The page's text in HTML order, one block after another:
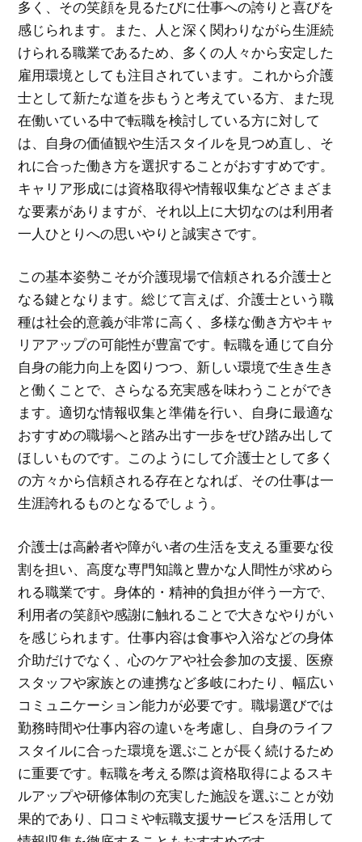
多く、その笑顔を見るたびに仕事への誇りと喜びを
感じられます。また、人と深く関わりながら生涯続
けられる職業であるため、多くの人々から安定した
雇用環境としても注目されています。これから介護
士として新たな道を歩もうと考えている方、また現
在働いている中で転職を検討している方に対して
は、自身の価値観や生活スタイルを見つめ直し、そ
れに合った働き方を選択することがおすすめです。
キャリア形成には資格取得や情報収集などさまざま
な要素がありますが、それ以上に大切なのは利用者
一人ひとりへの思いやりと誠実さです。
この基本姿勢こそが介護現場で信頼される介護士と
なる鍵となります。総じて言えば、介護士という職
種は社会的意義が非常に高く、多様な働き方やキャ
リアアップの可能性が豊富です。転職を通じて自分
自身の能力向上を図りつつ、新しい環境で生き生き
と働くことで、さらなる充実感を味わうことができ
ます。適切な情報収集と準備を行い、自身に最適な
おすすめの職場へと踏み出す一歩をぜひ踏み出して
ほしいものです。このようにして介護士として多く
の方々から信頼される存在となれば、その仕事は一
生涯誇れるものとなるでしょう。
介護士は高齢者や障がい者の生活を支える重要な役
割を担い、高度な専門知識と豊かな人間性が求めら
れる職業です。身体的・精神的負担が伴う一方で、
利用者の笑顔や感謝に触れることで大きなやりがい
を感じられます。仕事内容は食事や入浴などの身体
介助だけでなく、心のケアや社会参加の支援、医療
スタッフや家族との連携など多岐にわたり、幅広い
コミュニケーション能力が必要です。職場選びでは
勤務時間や仕事内容の違いを考慮し、自身のライフ
スタイルに合った環境を選ぶことが長く続けるため
に重要です。転職を考える際は資格取得によるスキ
ルアップや研修体制の充実した施設を選ぶことが効
果的であり、口コミや転職支援サービスを活用して